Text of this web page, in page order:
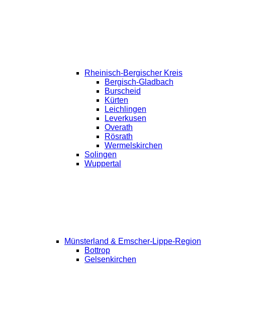
Rheinisch-Bergischer Kreis
Bergisch-Gladbach
Burscheid
Kürten
Leichlingen
Leverkusen
Overath
Rösrath
Wermelskirchen
Solingen
Wuppertal
Münsterland & Emscher-Lippe-Region
Bottrop
Gelsenkirchen